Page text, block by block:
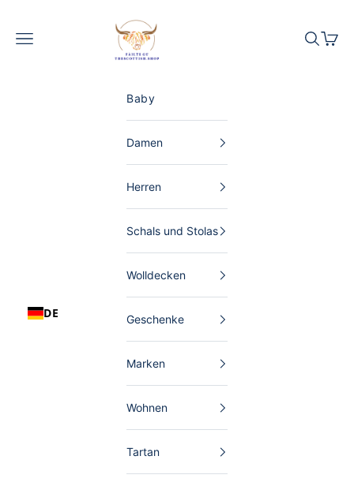
The Scottish Shop Deutschland
DE
Menü Suchen
Baby
Damen
Herren
Schals und Stolas
Wolldecken
Geschenke
Marken
Wohnen
Tartan